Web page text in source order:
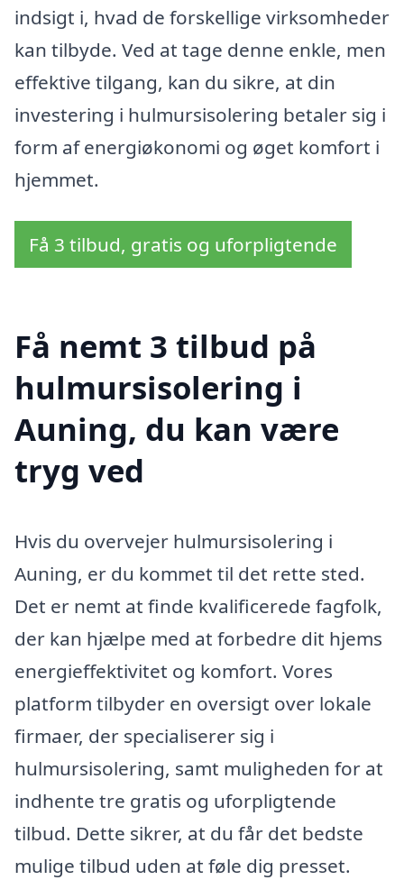
indsigt i, hvad de forskellige virksomheder
kan tilbyde. Ved at tage denne enkle, men
effektive tilgang, kan du sikre, at din
investering i hulmursisolering betaler sig i
form af energiøkonomi og øget komfort i
hjemmet.
Få 3 tilbud, gratis og uforpligtende
Få nemt 3 tilbud på
hulmursisolering i
Auning, du kan være
tryg ved
Hvis du overvejer hulmursisolering i
Auning, er du kommet til det rette sted.
Det er nemt at finde kvalificerede fagfolk,
der kan hjælpe med at forbedre dit hjems
energieffektivitet og komfort. Vores
platform tilbyder en oversigt over lokale
firmaer, der specialiserer sig i
hulmursisolering, samt muligheden for at
indhente tre gratis og uforpligtende
tilbud. Dette sikrer, at du får det bedste
mulige tilbud uden at føle dig presset.